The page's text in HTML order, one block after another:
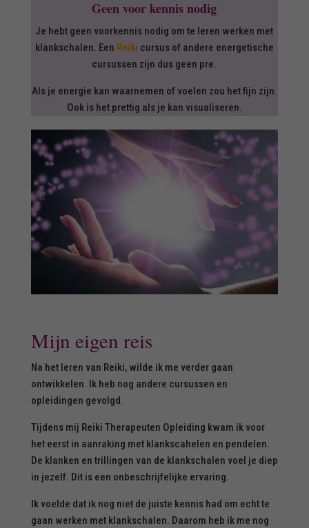
Geen voor kennis nodig
Je hebt geen voorkennis nodig om te leren werken met
klankschalen. Een Reiki cursus of andere energetische
cursussen zijn dus geen pre.
Als je energie kan waarnemen of voelen zou het fijn zijn.
Ook is het prettig als je kan visualiseren.
Mijn eigen reis
Na het leren van Reiki, wilde ik me verder gaan
ontwikkelen. Ik heb nog andere cursussen en
opleidingen gevolgd.
Tijdens mij Reiki Therapeuten Opleiding kwam ik voor
het eerst in aanraking met klankscahelen en pendelen.
De klanken en trillingen van de klankschalen voel je diep
in jezelf. Dit is een onbeschrijfelijke ervaring.
Ik voelde dat ik nog niet de juiste kennis had om echt te
gaan werken met klankschalen. Daarom heb ik me nog